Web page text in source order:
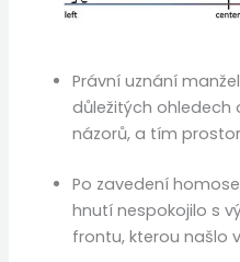
Právní uznání
důležitých ohledech
názorů, a tím
Po zavedení
hnutí nespokojilo s
frontu, kterou našlo